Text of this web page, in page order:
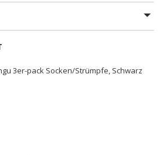
3er-pack Socken/Strümpfe, Schwarz